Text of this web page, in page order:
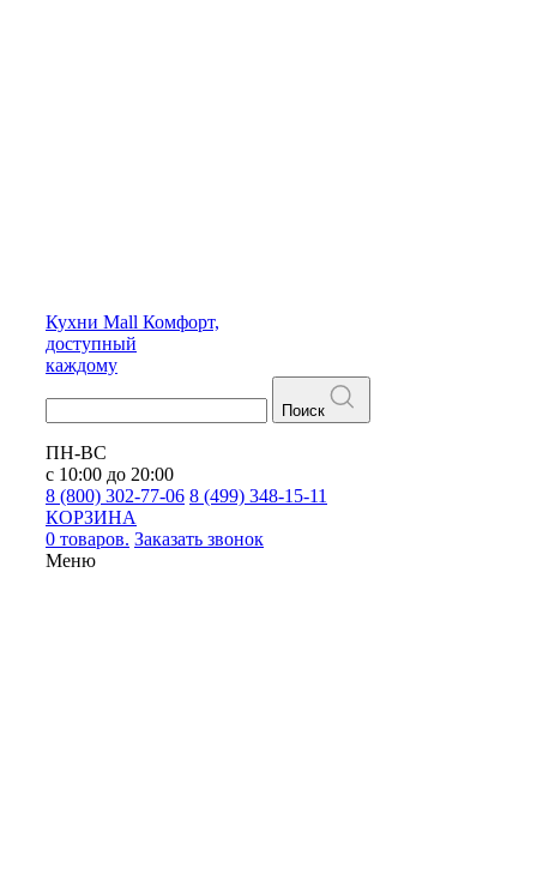
Кухни Mall Комфорт,
доступный
каждому
Поиск
ПН-ВС
с 10:00 до 20:00
8 (800) 302-77-06 8 (499) 348-15-11
КОРЗИНА
0 товаров. Заказать звонок
Меню